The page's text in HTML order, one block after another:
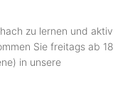
zu lernen und aktiv
Sie freitags ab 18
in unsere